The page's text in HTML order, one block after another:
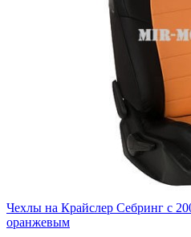
Чехлы на Крайслер Себринг с
оранжевым